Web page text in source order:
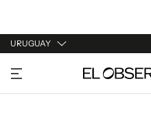
URUGUAY
URUGUAY
ARGENTINA